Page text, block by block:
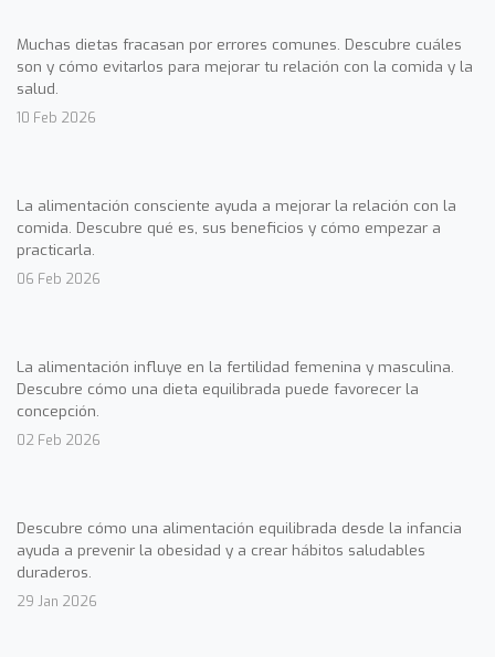
Muchas dietas fracasan por errores comunes. Descubre cuáles
son y cómo evitarlos para mejorar tu relación con la comida y la
salud.
10 Feb 2026
La alimentación consciente ayuda a mejorar la relación con la
comida. Descubre qué es, sus beneficios y cómo empezar a
practicarla.
06 Feb 2026
La alimentación influye en la fertilidad femenina y masculina.
Descubre cómo una dieta equilibrada puede favorecer la
concepción.
02 Feb 2026
Descubre cómo una alimentación equilibrada desde la infancia
ayuda a prevenir la obesidad y a crear hábitos saludables
duraderos.
29 Jan 2026